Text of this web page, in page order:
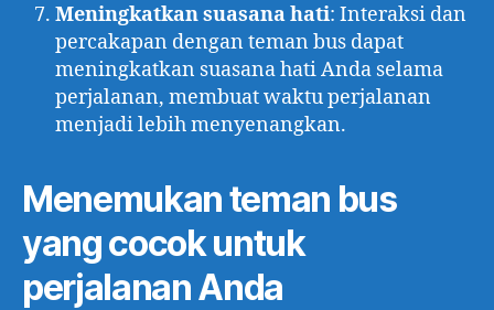
Meningkatkan suasana hati: Interaksi dan
percakapan dengan teman bus dapat
meningkatkan suasana hati Anda selama
perjalanan, membuat waktu perjalanan
menjadi lebih menyenangkan.
Menemukan teman bus
yang cocok untuk
perjalanan Anda